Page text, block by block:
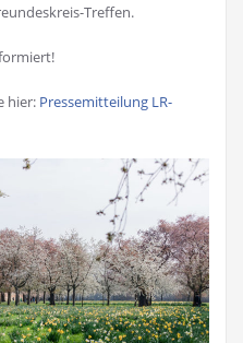
Treffen.
hier: Pressemitteilung LR-